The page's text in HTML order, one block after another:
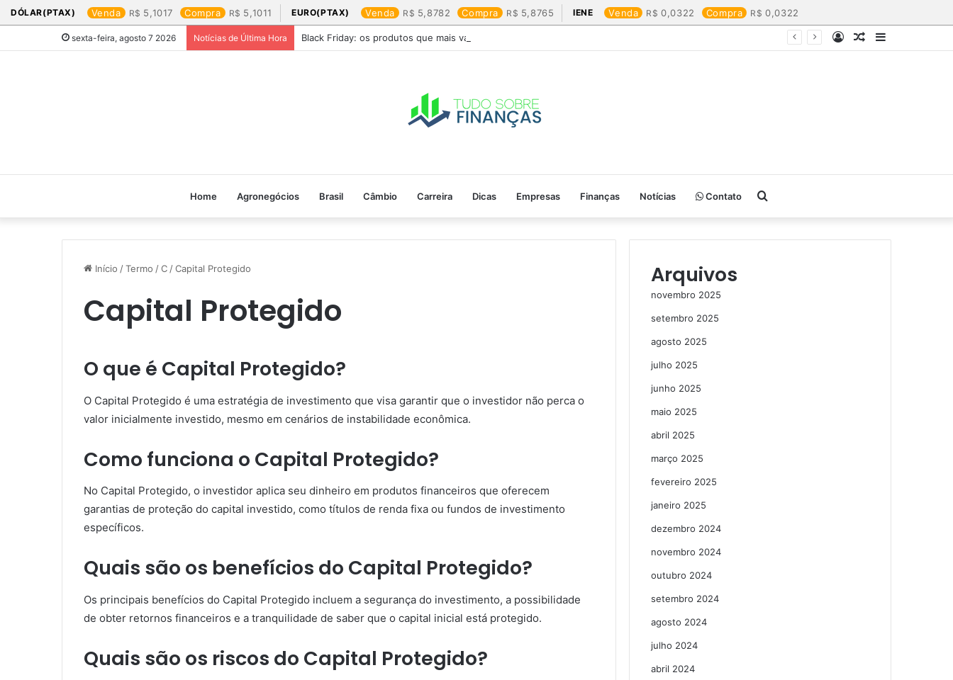
DÓLAR(PTAX) Venda 5,1017 Compra 5,1011 EURO(PTAX) Venda 5,8782 Compra 5,8765 IENE Venda 0,0322 Compra 0,0322
sexta-feira, agosto 7 2026 Notícias de Última Hora Black Friday: os produtos que mais valem a pena
Barra
Artigo
Entrar
Home Agronegócios Brasil Câmbio Carreira Dicas Empresas Finanças Notícias Contato Procurar
por
Início /Termo /C /Capital Protegido
Capital Protegido
O que é Capital Protegido?
O Capital Protegido é uma estratégia de investimento que visa garantir que o investidor não perca o
valor inicialmente investido, mesmo em cenários de instabilidade econômica.
Como funciona o Capital Protegido?
No Capital Protegido, o investidor aplica seu dinheiro em produtos financeiros que oferecem
garantias de proteção do capital investido, como títulos de renda fixa ou fundos de investimento
específicos.
Quais são os benefícios do Capital Protegido?
Os principais benefícios do Capital Protegido incluem a segurança do investimento, a possibilidade
de obter retornos financeiros e a tranquilidade de saber que o capital inicial está protegido.
Quais são os riscos do Capital Protegido?
Arquivos
novembro 2025
setembro 2025
agosto 2025
julho 2025
junho 2025
maio 2025
abril 2025
março 2025
fevereiro 2025
janeiro 2025
dezembro 2024
novembro 2024
outubro 2024
setembro 2024
agosto 2024
julho 2024
abril 2024